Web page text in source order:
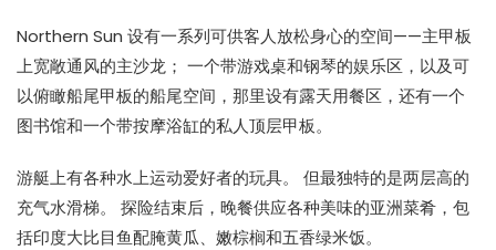
Northern Sun 设有一系列可供客人放松身心的空间——主甲板
上宽敞通风的主沙龙； 一个带游戏桌和钢琴的娱乐区，以及可
以俯瞰船尾甲板的船尾空间，那里设有露天用餐区，还有一个
图书馆和一个带按摩浴缸的私人顶层甲板。
游艇上有各种水上运动爱好者的玩具。 但最独特的是两层高的
充气水滑梯。 探险结束后，晚餐供应各种美味的亚洲菜肴，包
括印度大比目鱼配腌黄瓜、嫩棕榈和五香绿米饭。